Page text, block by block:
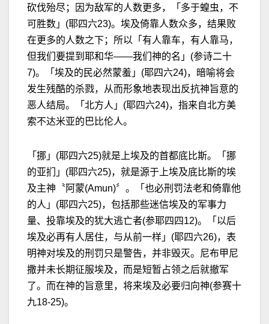
砍伐殆尽；因为敌军的人数更多，「多于蝗虫，不
可胜数」(耶四六23)。埃及倚靠人数众多，结果败
在更多的人数之下；所以「有人靠车，有人靠马，
但我们要提到耶和华——我们神的名」(参诗二十
7)。「埃及的民必然蒙羞」(耶四六24)，暗喻将会
发生残酷的杀戮，从而形象地表现出反抗神旨意的
恶人结局。「北方人」(耶四六24)，指来自北方美
索不达米亚的巴比伦人。
「挪」(耶四六25)就是上埃及的首都底比斯。「挪
的亚扪」(耶四六25)，就是源于上埃及底比斯的埃
及主神〝阿蒙(Amun)〞。「也必刑罚法老和倚靠他
的人」(耶四六25)，包括那些迷信埃及的军事力
量、投靠埃及的犹大逃亡者(参耶四四12)。「以后
埃及必再有人居住，与从前一样」(耶四六26)，表
明神对埃及的刑罚只是警告，并非毁灭。尼布甲尼
撒并未长期征服埃及，而是短暂占领之后就撤军
了。而在神的旨意里，将来埃及必要归向神(参赛十
九18-25)。